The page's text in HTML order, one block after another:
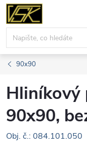
Přejít
obsah
90x90
Hliníkový
90x90,
Obj. č.: 084.101.050